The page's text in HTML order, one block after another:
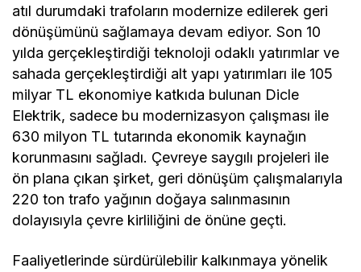
atıl durumdaki trafoların modernize edilerek geri
dönüşümünü sağlamaya devam ediyor. Son 10
yılda gerçekleştirdiği teknoloji odaklı yatırımlar ve
sahada gerçekleştirdiği alt yapı yatırımları ile 105
milyar TL ekonomiye katkıda bulunan Dicle
Elektrik, sadece bu modernizasyon çalışması ile
630 milyon TL tutarında ekonomik kaynağın
korunmasını sağladı. Çevreye saygılı projeleri ile
ön plana çıkan şirket, geri dönüşüm çalışmalarıyla
220 ton trafo yağının doğaya salınmasının
dolayısıyla çevre kirliliğini de önüne geçti.
Faaliyetlerinde sürdürülebilir kalkınmaya yönelik